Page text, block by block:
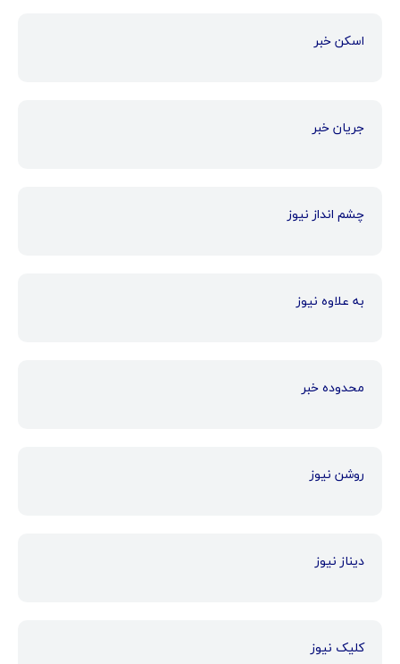
اسکن خبر
جریان خبر
چشم انداز نیوز
به علاوه نیوز
محدوده خبر
روشن نیوز
دیناز نیوز
کلیک نیوز